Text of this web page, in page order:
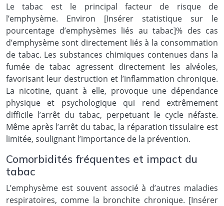
Le tabac est le principal facteur de risque de
l’emphysème. Environ [Insérer statistique sur le
pourcentage d’emphysèmes liés au tabac]% des cas
d’emphysème sont directement liés à la consommation
de tabac. Les substances chimiques contenues dans la
fumée de tabac agressent directement les alvéoles,
favorisant leur destruction et l’inflammation chronique.
La nicotine, quant à elle, provoque une dépendance
physique et psychologique qui rend extrêmement
difficile l’arrêt du tabac, perpetuant le cycle néfaste.
Même après l’arrêt du tabac, la réparation tissulaire est
limitée, soulignant l’importance de la prévention.
Comorbidités fréquentes et impact du
tabac
L’emphysème est souvent associé à d’autres maladies
respiratoires, comme la bronchite chronique. [Insérer